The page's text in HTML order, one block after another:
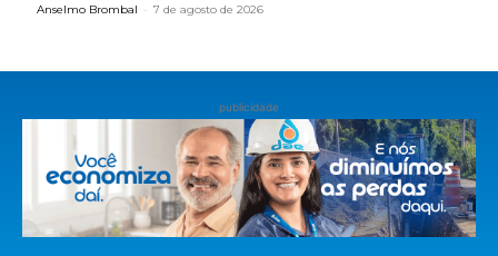
Anselmo Brombal - 7 de agosto de 2026
publicidade